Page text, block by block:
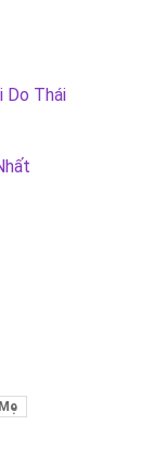
Do Thái